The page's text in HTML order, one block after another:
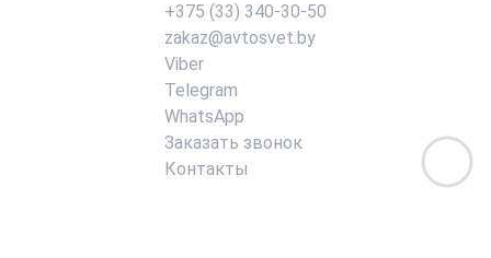
+375 (33) 340-30-50
zakaz@avtosvet.by
Viber
Telegram
WhatsApp
Заказать звонок
Контакты